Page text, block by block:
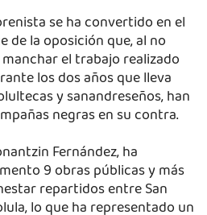
se ha convertido en el
la oposición que, al no
el trabajo realizado
los dos años que lleva
y sanandreseños, han
negras en su contra.
Fernández, ha
9 obras públicas y más
repartidos entre San
lo que ha representado un